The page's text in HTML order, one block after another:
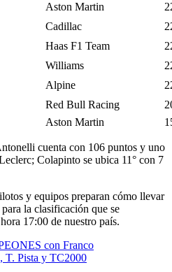
Aston Martin
Cadillac
Haas F1 Team
Williams
Alpine
Red Bull Racing
Aston Martin
cuenta con 106 puntos y uno
Colapinto se ubica 11° con 7
y equipos preparan cómo llevar
la clasificación que se
17:00 de nuestro país.
con Franco
Pista y TC2000